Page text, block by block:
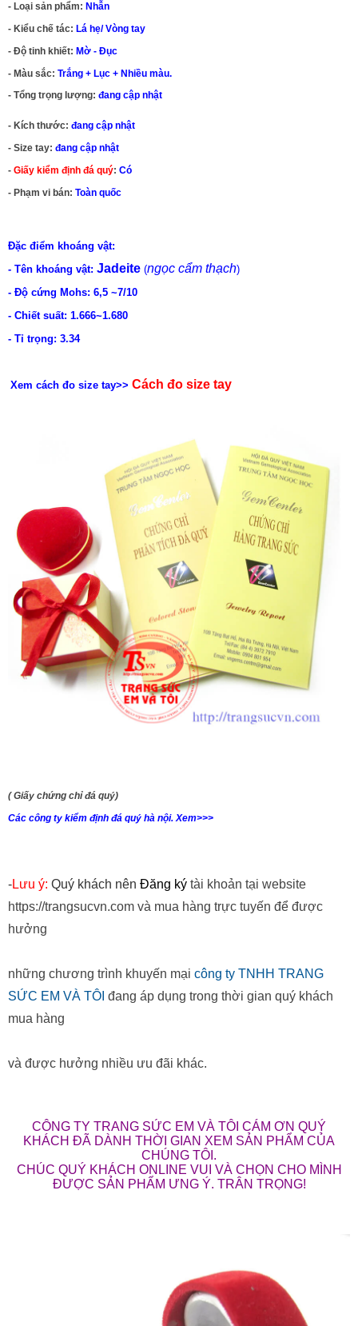
- Loại sản phẩm: Nhẫn
- Kiểu chế tác: Lá hẹ/ Vòng tay
- Độ tinh khiết: Mờ - Đục
- Màu sắc: Trắng + Lục + Nhiều màu.
- Tổng trọng lượng: đang cập nhật
- Kích thước: đang cập nhật
- Size tay: đang cập nhật
- Giấy kiểm định đá quý: Có
- Phạm vi bán: Toàn quốc
Đặc điểm khoáng vật:
- Tên khoáng vật: Jadeite (ngọc cẩm thạch)
- Độ cứng Mohs: 6,5 ~7/10
- Chiết suất: 1.666~1.680
- Tỉ trọng: 3.34
Xem cách đo size tay>> Cách đo size tay
( Giấy chứng chỉ đá quý)
Các công ty kiểm định đá quý hà nội. Xem>>>
-Lưu ý: Quý khách nên Đăng ký tài khoản tại website
https://trangsucvn.com và mua hàng trực tuyến để được
hưởng
những chương trình khuyến mại công ty TNHH TRANG
SỨC EM VÀ TÔI đang áp dụng trong thời gian quý khách
mua hàng
và được hưởng nhiều ưu đãi khác.
CÔNG TY TRANG SỨC EM VÀ TÔI CÁM ƠN QUÝ
KHÁCH ĐÃ DÀNH THỜI GIAN XEM SẢN PHẨM CỦA
CHÚNG TÔI.
CHÚC QUÝ KHÁCH ONLINE VUI VÀ CHỌN CHO MÌNH
ĐƯỢC SẢN PHẨM ƯNG Ý. TRÂN TRỌNG!